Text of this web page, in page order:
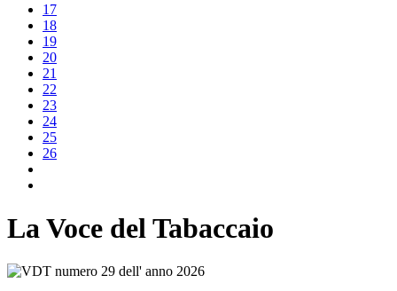
17
18
19
20
21
22
23
24
25
26
La Voce del Tabaccaio